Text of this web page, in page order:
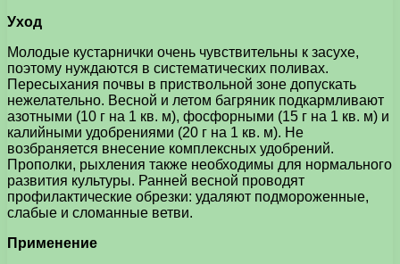
Уход
Молодые кустарнички очень чувствительны к засухе,
поэтому нуждаются в систематических поливах.
Пересыхания почвы в приствольной зоне допускать
нежелательно. Весной и летом багряник подкармливают
азотными (10 г на 1 кв. м), фосфорными (15 г на 1 кв. м) и
калийными удобрениями (20 г на 1 кв. м). Не
возбраняется внесение комплексных удобрений.
Прополки, рыхления также необходимы для нормального
развития культуры. Ранней весной проводят
профилактические обрезки: удаляют подмороженные,
слабые и сломанные ветви.
Применение